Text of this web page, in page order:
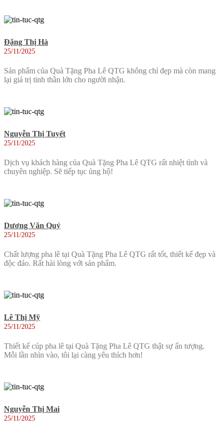
Đặng Thị Hà
25/11/2025
Sản phẩm của Quà Tặng Pha Lê QTG không chỉ đẹp mà còn mang
lại giá trị tinh thần lớn cho người nhận.
Nguyễn Thị Tuyết
25/11/2025
Dịch vụ khách hàng của Quà Tặng Pha Lê QTG rất nhiệt tình và
chuyên nghiệp. Sẽ tiếp tục ủng hộ!
Dương Văn Quý
25/11/2025
Chất lượng pha lê tại Quà Tặng Pha Lê QTG rất tốt, thiết kế đẹp và
độc đáo. Rất hài lòng với sản phẩm.
Lê Thị Mỹ
25/11/2025
Thiết kế cúp pha lê tại Quà Tặng Pha Lê QTG thật sự ấn tượng.
Mỗi lần nhìn vào, tôi lại càng yêu thích hơn!
Nguyễn Thị Mai
25/11/2025